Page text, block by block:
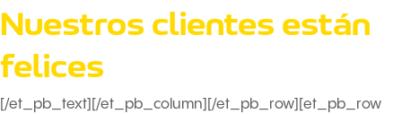
Nuestros clientes están
felices
[/et_pb_text][/et_pb_column][/et_pb_row][et_pb_row